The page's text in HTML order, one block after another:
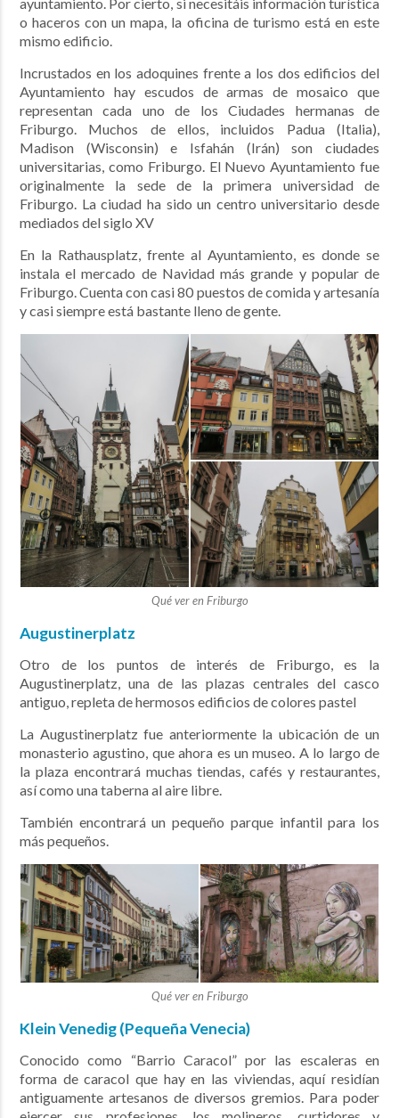
o haceros con un mapa, la oficina de turismo está en este
mismo edificio.
Incrustados en los adoquines frente a los dos edificios del
Ayuntamiento hay escudos de armas de mosaico que
representan cada uno de los Ciudades hermanas de
Friburgo. Muchos de ellos, incluidos Padua (Italia),
Madison (Wisconsin) e Isfahán (Irán) son ciudades
universitarias, como Friburgo. El Nuevo Ayuntamiento fue
originalmente la sede de la primera universidad de
Friburgo. La ciudad ha sido un centro universitario desde
mediados del siglo XV
En la Rathausplatz, frente al Ayuntamiento, es donde se
instala el mercado de Navidad más grande y popular de
Friburgo. Cuenta con casi 80 puestos de comida y artesanía
y casi siempre está bastante lleno de gente.
Qué ver en Friburgo
Augustinerplatz
Otro de los puntos de interés de Friburgo, es la
Augustinerplatz, una de las plazas centrales del casco
antiguo, repleta de hermosos edificios de colores pastel
La Augustinerplatz fue anteriormente la ubicación de un
monasterio agustino, que ahora es un museo. A lo largo de
la plaza encontrará muchas tiendas, cafés y restaurantes,
así como una taberna al aire libre.
También encontrará un pequeño parque infantil para los
más pequeños.
Qué ver en Friburgo
Klein Venedig (Pequeña Venecia)
Conocido como “Barrio Caracol” por las escaleras en
forma de caracol que hay en las viviendas, aquí residían
antiguamente artesanos de diversos gremios. Para poder